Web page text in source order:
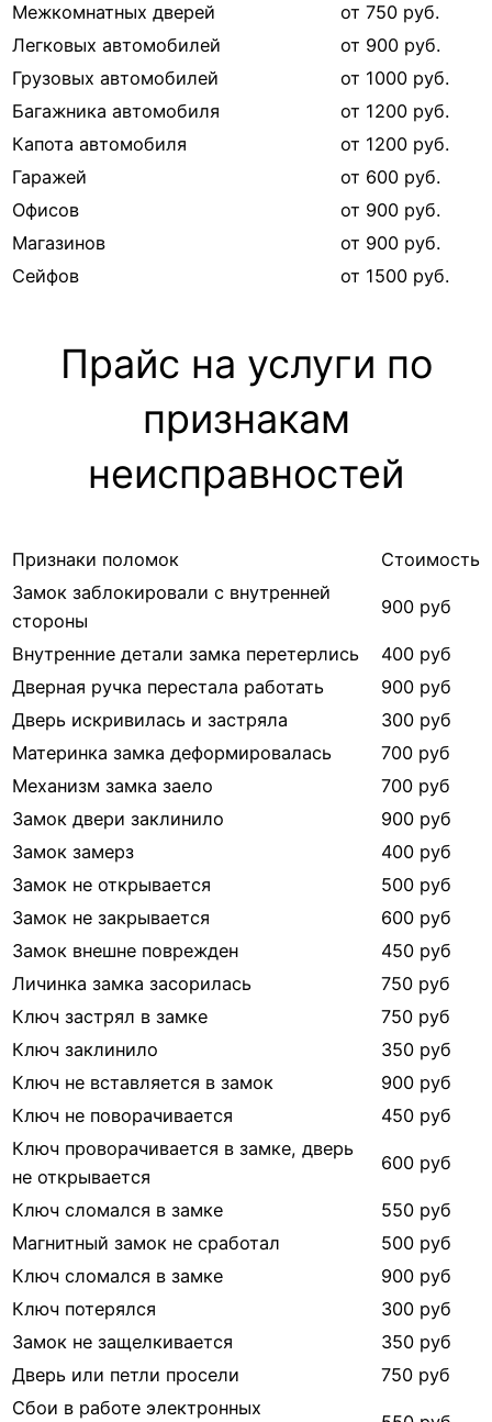
Межкомнатных дверей
от 750 руб.
Легковых автомобилей
от 900 руб.
Грузовых автомобилей
от 1000 руб.
Багажника автомобиля
от 1200 руб.
Капота автомобиля
от 1200 руб.
Гаражей
от 600 руб.
Офисов
от 900 руб.
Магазинов
от 900 руб.
Сейфов
от 1500 руб.
Прайс на услуги по
признакам
неисправностей
Признаки поломок
Стоимость
Замок заблокировали с внутренней
стороны
900 руб
Внутренние детали замка перетерлись
400 руб
Дверная ручка перестала работать
900 руб
Дверь искривилась и застряла
300 руб
Материнка замка деформировалась
700 руб
Механизм замка заело
700 руб
Замок двери заклинило
900 руб
Замок замерз
400 руб
Замок не открывается
500 руб
Замок не закрывается
600 руб
Замок внешне поврежден
450 руб
Личинка замка засорилась
750 руб
Ключ застрял в замке
750 руб
Ключ заклинило
350 руб
Ключ не вставляется в замок
900 руб
Ключ не поворачивается
450 руб
Ключ проворачивается в замке, дверь
не открывается
600 руб
Ключ сломался в замке
550 руб
Магнитный замок не сработал
500 руб
Ключ сломался в замке
900 руб
Ключ потерялся
300 руб
Замок не защелкивается
350 руб
Дверь или петли просели
750 руб
Сбои в работе электронных